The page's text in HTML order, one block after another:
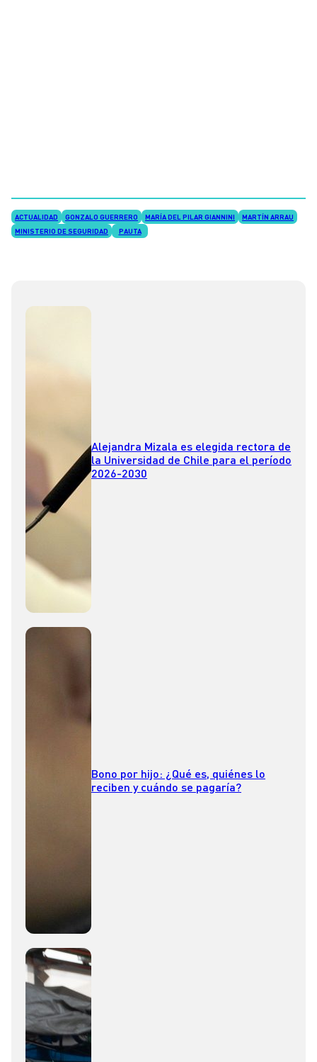
ACTUALIDAD GONZALO GUERRERO MARÍA DEL PILAR GIANNINI
MARTÍN ARRAU
MINISTERIO DE SEGURIDAD
PAUTA
Alejandra Mizala es elegida rectora de
la Universidad de Chile para el período
2026-2030
Bono por hijo: ¿Qué es, quiénes lo
reciben y cuándo se pagaría?